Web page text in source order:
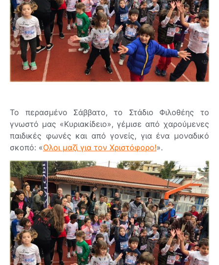
Το περασμένο Σάββατο, το Στάδιο Φιλοθέης το
γνωστό μας «Κυριακίδειο», γέμισε από χαρούμενες
παιδικές φωνές και από γονείς, για ένα μοναδικό
σκοπό: «Ολοι μαζί για τον Χριστόφορο!».